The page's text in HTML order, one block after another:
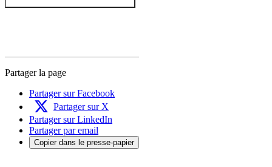
Partager la page
Partager sur Facebook
Partager sur X
Partager sur LinkedIn
Partager par email
Copier dans le presse-papier